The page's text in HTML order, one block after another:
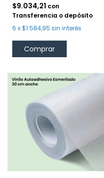
$9.034,21 con
Transferencia o depósito
6 x$1.584,95 sin interés